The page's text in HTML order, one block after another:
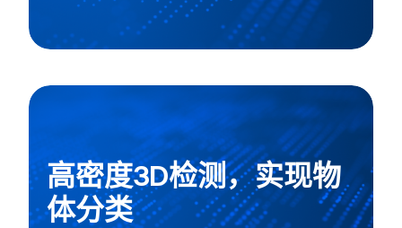
高密度3D检测，实现物
体分类